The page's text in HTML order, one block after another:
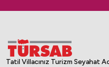
Tatil Villacınız Turizm Seyahat